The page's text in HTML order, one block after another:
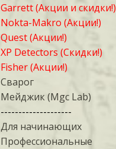
Garrett (Акции и скидки!)
Nokta-Makro (Акции!)
Quest (Акции!)
XP Detectors (Скидки!)
Fisher (Акции!)
Сварог
Мейджик (Mgc Lab)
--------------------
Для начинающих
Профессиональные